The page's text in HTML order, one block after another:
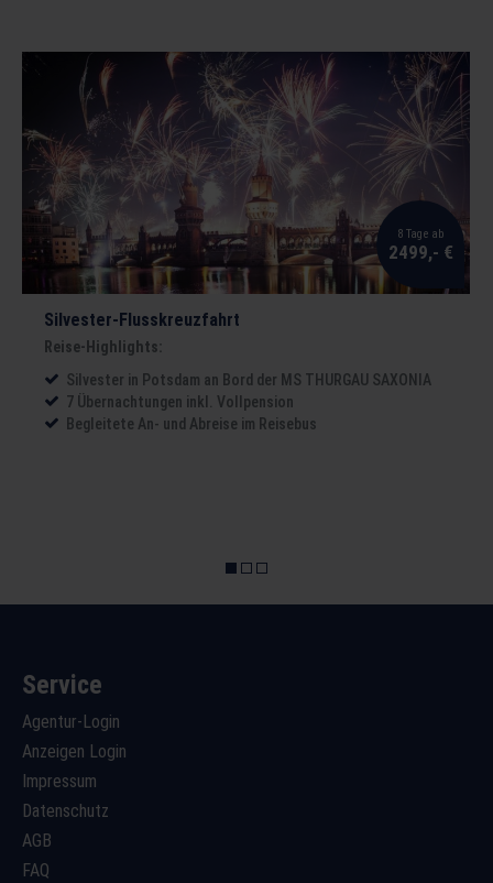
8 Tage ab
2499,- €
Silvester-Flusskreuzfahrt
Reise-Highlights:
Silvester in Potsdam an Bord der MS THURGAU SAXONIA
7 Übernachtungen inkl. Vollpension
Begleitete An- und Abreise im Reisebus
Service
Agentur-Login
Anzeigen Login
Impressum
Datenschutz
AGB
FAQ